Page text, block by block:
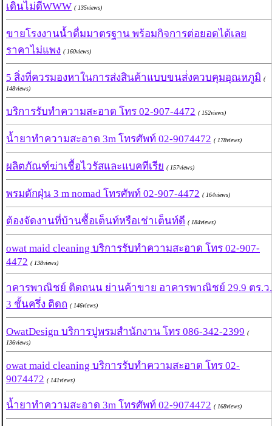
เดินไม่ดีWWW ( 135views)
ขายโรงงานน้ำดื่มมาตรฐาน พร้อมกิจการต่อยอดได้เลย
ราคาไม่แพง ( 160views)
5 สิ่งที่ควรมองหาในการส่งสินค้าแบบขนส่่งควบคุมอุณหภูมิ (
148views)
บริการรับทำความสะอาด โทร 02-907-4472 ( 152views)
น้ำยาทำความสะอาด 3m โทรศัพท์ 02-9074472 ( 178views)
ผลิตภัณฑ์ฆ่าเชื้อไวรัสและแบคทีเรีย ( 157views)
พรมดักฝุ่น 3 m nomad โทรศัพท์ 02-907-4472 ( 164views)
ต้องจัดงานที่บ้านซื้อเต็นท์หรือเช่าเต็นท์ดี ( 184views)
owat maid cleaning บริการรับทำความสะอาด โทร 02-907-
4472 ( 138views)
าคารพาณิชย์ ติดถนน ย่านค้าขาย อาคารพาณิชย์ 29.9 ตร.ว.
3 ชั้นครึ่ง ติดถ ( 146views)
OwatDesign บริการปูพรมสำนักงาน โทร 086-342-2399 (
136views)
owat maid cleaning บริการรับทำความสะอาด โทร 02-
9074472 ( 141views)
น้ำยาทำความสะอาด 3m โทรศัพท์ 02-9074472 ( 168views)